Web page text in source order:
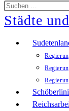
Diese
Website
durchsuchen
Städte